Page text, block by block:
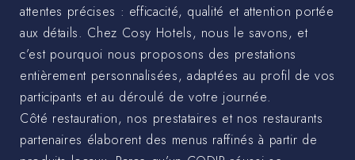
attentes précises : efficacité, qualité et attention portée
aux détails. Chez Cosy Hotels, nous le savons, et
c’est pourquoi nous proposons des prestations
entièrement personnalisées, adaptées au profil de vos
participants et au déroulé de votre journée.
Côté restauration, nos prestataires et nos restaurants
partenaires élaborent des menus raffinés à partir de